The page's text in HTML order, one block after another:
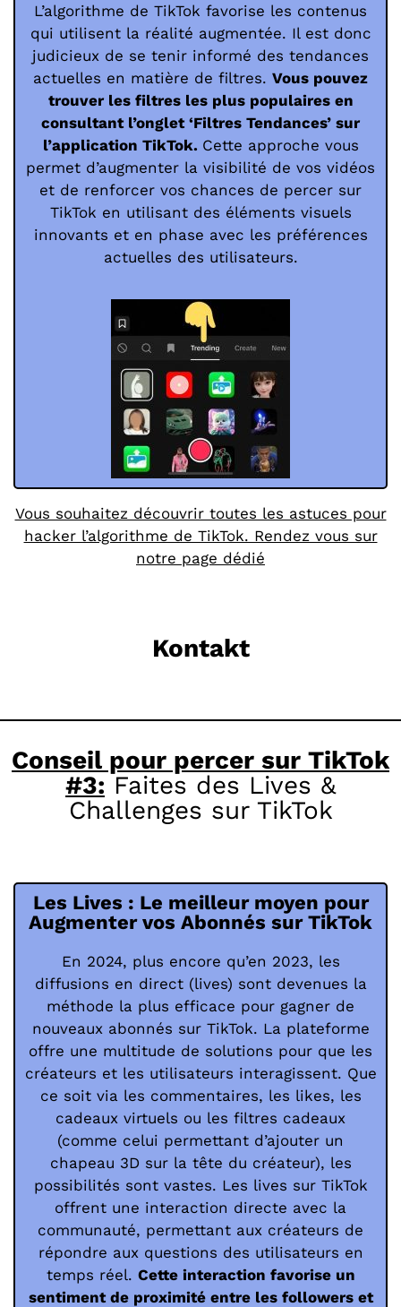
L’algorithme de TikTok favorise les contenus
qui utilisent la réalité augmentée. Il est donc
judicieux de se tenir informé des tendances
actuelles en matière de filtres. Vous pouvez
trouver les filtres les plus populaires en
consultant l’onglet ‘Filtres Tendances’ sur
l’application TikTok. Cette approche vous
permet d’augmenter la visibilité de vos vidéos
et de renforcer vos chances de percer sur
TikTok en utilisant des éléments visuels
innovants et en phase avec les préférences
actuelles des utilisateurs.
Vous souhaitez découvrir toutes les astuces pour
hacker l’algorithme de TikTok. Rendez vous sur
notre page dédié
Kontakt
Conseil pour percer sur TikTok
#3: Faites des Lives &
Challenges sur TikTok
Les Lives : Le meilleur moyen pour
Augmenter vos Abonnés sur TikTok
En 2024, plus encore qu’en 2023, les
diffusions en direct (lives) sont devenues la
méthode la plus efficace pour gagner de
nouveaux abonnés sur TikTok. La plateforme
offre une multitude de solutions pour que les
créateurs et les utilisateurs interagissent. Que
ce soit via les commentaires, les likes, les
cadeaux virtuels ou les filtres cadeaux
(comme celui permettant d’ajouter un
chapeau 3D sur la tête du créateur), les
possibilités sont vastes. Les lives sur TikTok
offrent une interaction directe avec la
communauté, permettant aux créateurs de
répondre aux questions des utilisateurs en
temps réel. Cette interaction favorise un
sentiment de proximité entre les followers et